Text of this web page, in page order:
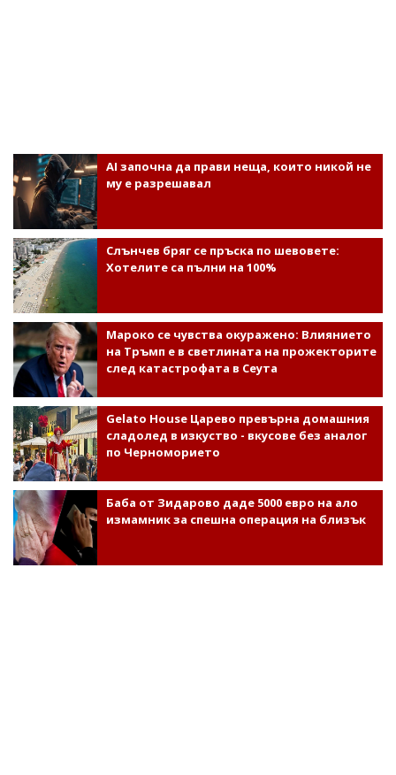
AI започна да прави неща, които никой не
му е разрешавал
Слънчев бряг се пръска по шевовете:
Хотелите са пълни на 100%
Мароко се чувства окуражено: Влиянието
на Тръмп е в светлината на прожекторите
след катастрофата в Сеута
Gelato House Царево превърна домашния
сладолед в изкуство - вкусове без аналог
по Черноморието
Баба от Зидарово даде 5000 евро на ало
измамник за спешна операция на близък